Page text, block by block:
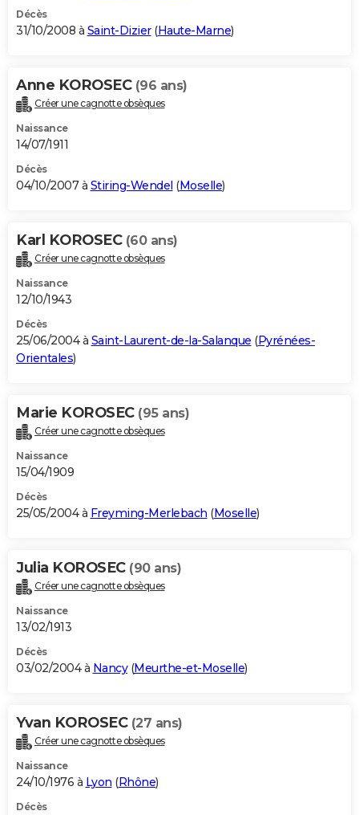
Décès
31/10/2008 à Saint-Dizier(Haute-Marne)
Anne KOROSEC (96 ans)
Créer une cagnotte obsèques
Naissance
14/07/1911
Décès
04/10/2007 à Stiring-Wendel (Moselle)
Karl KOROSEC (60 ans)
Créer une cagnotte obsèques
Naissance
12/10/1943
Décès
25/06/2004 à Saint-Laurent-de-la-Salanque (Pyrénées-
Orientales)
Marie KOROSEC (95 ans)
Créer une cagnotte obsèques
Naissance
15/04/1909
Décès
25/05/2004 à Freyming-Merlebach (Moselle)
Julia KOROSEC (90 ans)
Créer une cagnotte obsèques
Naissance
13/02/1913
Décès
03/02/2004 à Nancy(Meurthe-et-Moselle)
Yvan KOROSEC (27 ans)
Créer une cagnotte obsèques
Naissance
24/10/1976 à Lyon (Rhône)
Décès